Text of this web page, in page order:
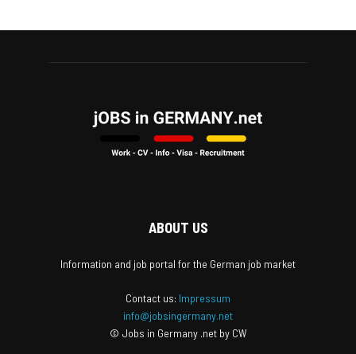
ABOUT US
Information and job portal for the German job market
Contact us: Impressum
info@jobsingermany.net
© Jobs in Germany .net by CW